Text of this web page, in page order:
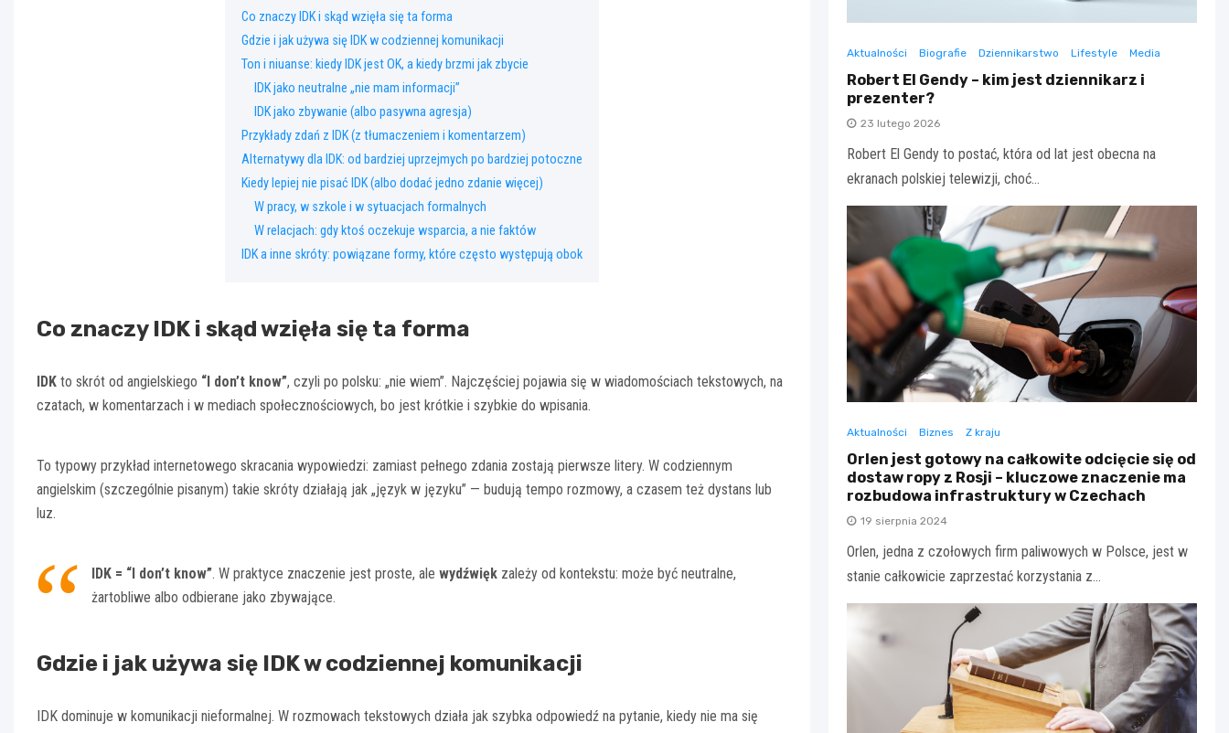
Co znaczy IDK i skąd wzięła się ta forma
Gdzie i jak używa się IDK w codziennej komunikacji
Ton i niuanse: kiedy IDK jest OK, a kiedy brzmi jak zbycie
IDK jako neutralne „nie mam informacji”
IDK jako zbywanie (albo pasywna agresja)
Przykłady zdań z IDK (z tłumaczeniem i komentarzem)
Alternatywy dla IDK: od bardziej uprzejmych po bardziej potoczne
Kiedy lepiej nie pisać IDK (albo dodać jedno zdanie więcej)
W pracy, w szkole i w sytuacjach formalnych
W relacjach: gdy ktoś oczekuje wsparcia, a nie faktów
IDK a inne skróty: powiązane formy, które często występują obok
Co znaczy IDK i skąd wzięła się ta forma
IDK to skrót od angielskiego “I don’t know”, czyli po polsku: „nie wiem”. Najczęściej pojawia się w wiadomościach tekstowych, na
czatach, w komentarzach i w mediach społecznościowych, bo jest krótkie i szybkie do wpisania.
To typowy przykład internetowego skracania wypowiedzi: zamiast pełnego zdania zostają pierwsze litery. W codziennym
angielskim (szczególnie pisanym) takie skróty działają jak „język w języku” — budują tempo rozmowy, a czasem też dystans lub
luz.
IDK = “I don’t know”. W praktyce znaczenie jest proste, ale wydźwięk zależy od kontekstu: może być neutralne,
żartobliwe albo odbierane jako zbywające.
Gdzie i jak używa się IDK w codziennej komunikacji
IDK dominuje w komunikacji nieformalnej. W rozmowach tekstowych działa jak szybka odpowiedź na pytanie, kiedy nie ma się
Aktualności Biografie Dziennikarstwo Lifestyle Media
Robert El Gendy – kim jest dziennikarz i
prezenter?
23 lutego 2026
Robert El Gendy to postać, która od lat jest obecna na
ekranach polskiej telewizji, choć…
Aktualności Biznes Z kraju
Orlen jest gotowy na całkowite odcięcie się od
dostaw ropy z Rosji – kluczowe znaczenie ma
rozbudowa infrastruktury w Czechach
19 sierpnia 2024
Orlen, jedna z czołowych firm paliwowych w Polsce, jest w
stanie całkowicie zaprzestać korzystania z…